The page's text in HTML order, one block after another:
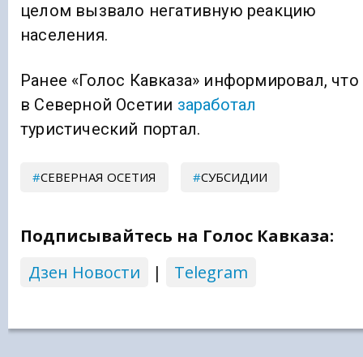
целом вызвало негативную реакцию
населения.
Ранее «Голос Кавказа» информировал, что
в Северной Осетии заработал
туристический портал.
СЕВЕРНАЯ ОСЕТИЯ СУБСИДИИ
Подписывайтесь на Голос Кавказа:
Дзен Новости
| Telegram